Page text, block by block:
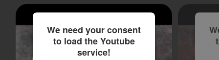
We need your consent
to load the Youtube
service!